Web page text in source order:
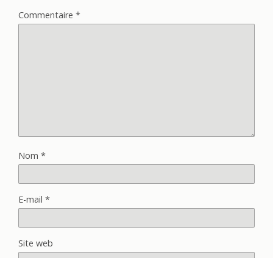
Commentaire *
Nom *
E-mail *
Site web